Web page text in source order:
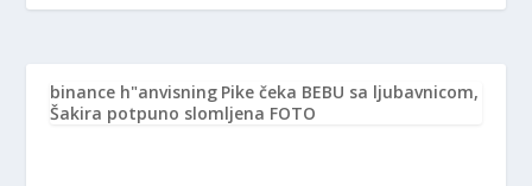
binance h"anvisning Pike čeka BEBU sa ljubavnicom,
Šakira potpuno slomljena FOTO